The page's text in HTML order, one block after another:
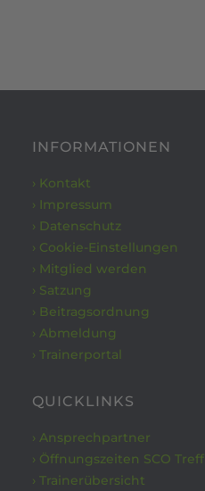
INFORMATIONEN
› Kontakt
› Impressum
› Datenschutz
› Cookie-Einstellungen
› Mitglied werden
› Satzung
› Beitragsordnung
› Abmeldung
› Trainerportal
QUICKLINKS
› Ansprechpartner
› Öffnungszeiten SCO Treff
› Trainerübersicht